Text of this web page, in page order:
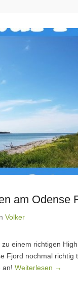
am Odense
Volker
einem richtigen
Fjord nochmal richtig
an! Weiterlesen →